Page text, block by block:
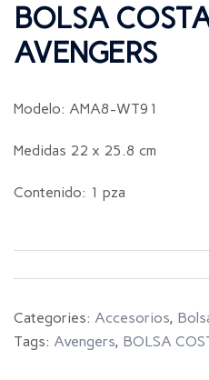
BOLSA
AVENGERS
Modelo: AMA8-WT91
Medidas 22 x 25.8 cm
Contenido: 1 pza
Categories: Accesorios,
Tags: Avengers, BOLSA